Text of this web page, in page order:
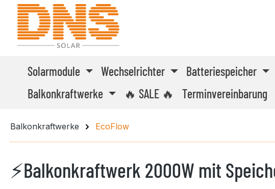
Hauptinhalt springen
Zur Suche springen
Zur Hauptnavigation springen
Solarmodule Wechselrichter Batteriespeicher
Balkonkraftwerke
🔥 SALE 🔥 Terminvereinbarung
Balkonkraftwerke EcoFlow
⚡Balkonkraftwerk 2000W mit